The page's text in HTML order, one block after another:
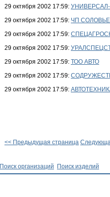
29 октября 2002 17:59:
29 октября 2002 17:59: ЧП
29 октября 2002 17:59:
29 октября 2002 17:59:
29 октября 2002 17:59: ТОО АВТО
29 октября 2002 17:59:
29 октября 2002 17:59:
<< Предыдущая страница
Поиск организаций Поиск изделий